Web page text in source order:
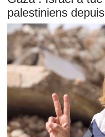
palestiniens